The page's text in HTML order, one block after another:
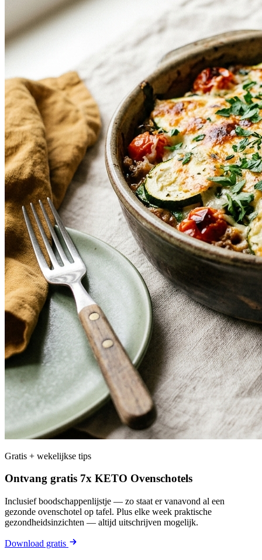
Gratis + wekelijkse tips
Ontvang gratis 7x KETO Ovenschotels
Inclusief boodschappenlijstje — zo staat er vanavond al een
gezonde ovenschotel op tafel. Plus elke week praktische
gezondheidsinzichten — altijd uitschrijven mogelijk.
Download gratis